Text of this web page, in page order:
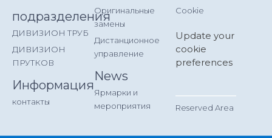
подразделения
ДИВИЗИОН ТРУБ
ДИВИЗИОН
ПРУТКОВ
Информация
контакты
Оригинальные
замены
Дистанционное
управление
News
Ярмарки и
мероприятия
Cookie
Update your
cookie
preferences
Reserved Area